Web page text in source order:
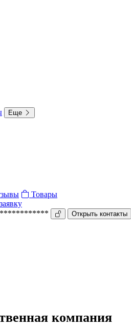
Еще
Товары
Открыть контакты
компания